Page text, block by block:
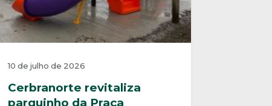
10 de julho de 2026
Cerbranorte revitaliza
parquinho da Praça